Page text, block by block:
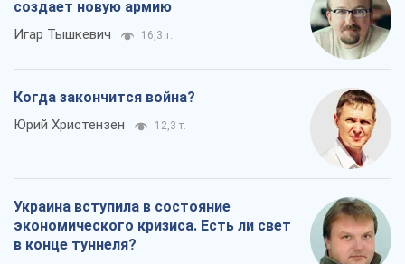
создает новую армию
Игар Тышкевич 16,3 т.
Когда закончится война?
Юрий Христензен 12,3 т.
Украина вступила в состояние
экономического кризиса. Есть ли свет
в конце туннеля?